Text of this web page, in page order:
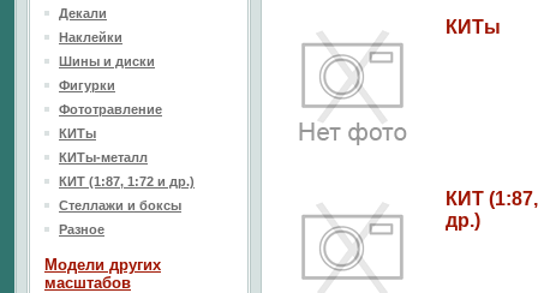
КИТы
КИТ
др.)
Декали
Наклейки
Шины и диски
Фигурки
Фототравление
КИТы
КИТы-металл
КИТ (1:87, 1:72 и др.)
Стеллажи и боксы
Разное
Модели других
масштабов